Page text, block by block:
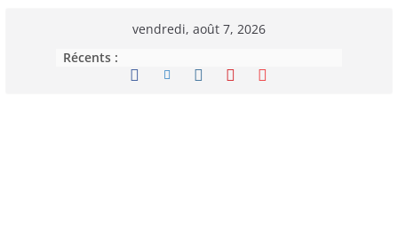
vendredi, août 7, 2026
Récents :